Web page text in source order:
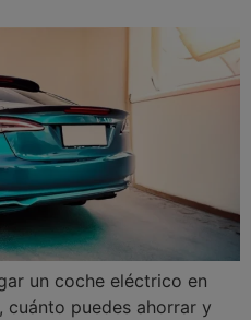
un coche eléctrico en
cuánto puedes ahorrar y